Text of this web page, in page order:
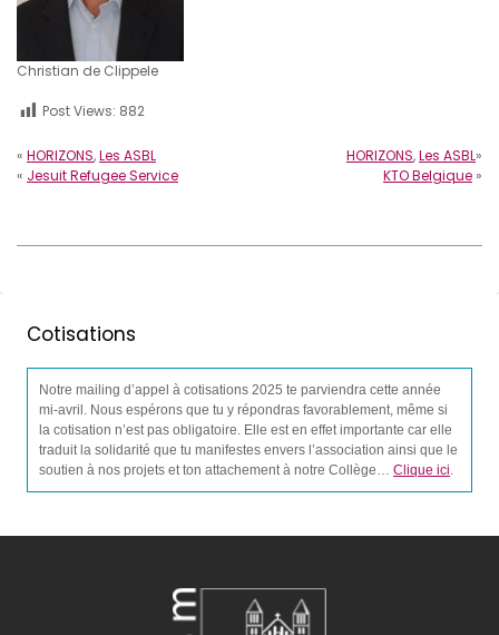
Christian de Clippele
Post Views: 882
« HORIZONS,Les ASBL
« Jesuit Refugee Service
HORIZONS,Les ASBL»
KTO Belgique »
Cotisations
Notre mailing d’appel à cotisations 2025 te parviendra cette année
mi-avril. Nous espérons que tu y répondras favorablement, même si
la cotisation n’est pas obligatoire. Elle est en effet importante car elle
traduit la solidarité que tu manifestes envers l’association ainsi que le
soutien à nos projets et ton attachement à notre Collège… Clique ici.